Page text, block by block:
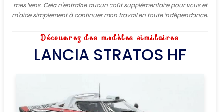
mes liens. Cela n'entraîne aucun coût supplémentaire pour vous et
m'aide simplement à continuer mon travail en toute indépendance.
Découvrez des modèles similaires
LANCIA STRATOS HF